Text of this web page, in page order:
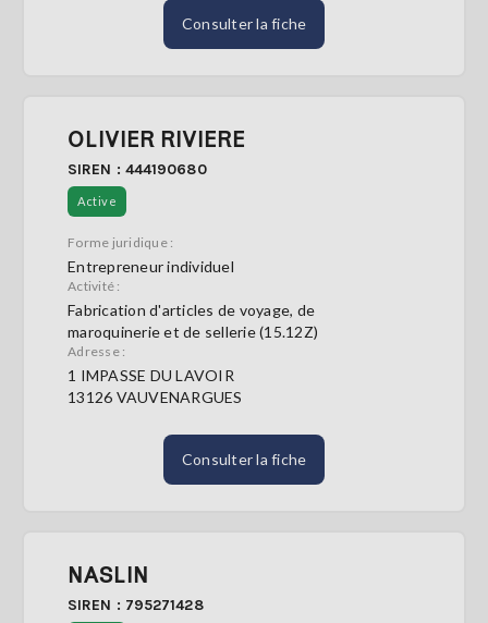
Consulter la fiche
OLIVIER RIVIERE
SIREN : 444190680
Active
Forme juridique :
Entrepreneur individuel
Activité :
Fabrication d'articles de voyage, de
maroquinerie et de sellerie (15.12Z)
Adresse :
1 IMPASSE DU LAVOIR
13126 VAUVENARGUES
Consulter la fiche
NASLIN
SIREN : 795271428